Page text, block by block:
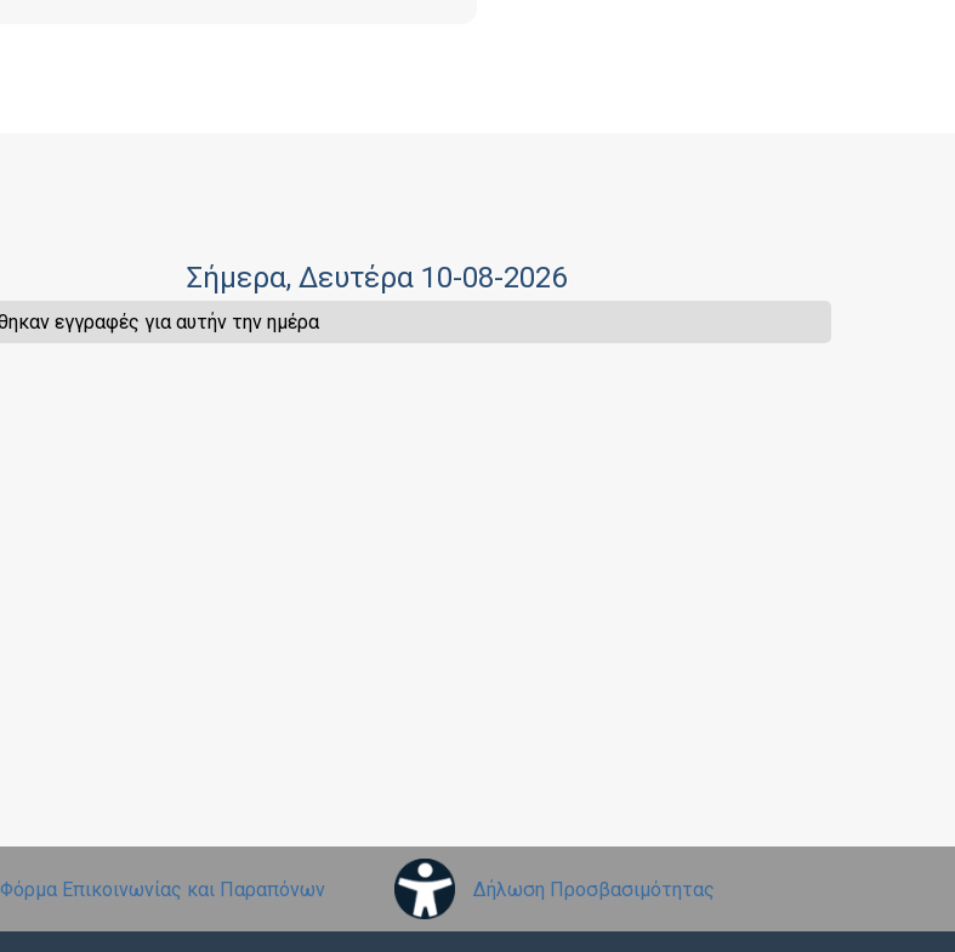
Σήμερα, Δευτέρα 10-08-2026
εγγραφές για αυτήν την ημέρα
Φόρμα Επικοινωνίας και Παραπόνων Δήλωση Προσβασιμότητας